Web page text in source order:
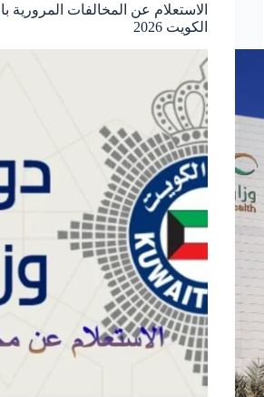
الاستعلام عن المخالفات المرورية
الكويت 2026